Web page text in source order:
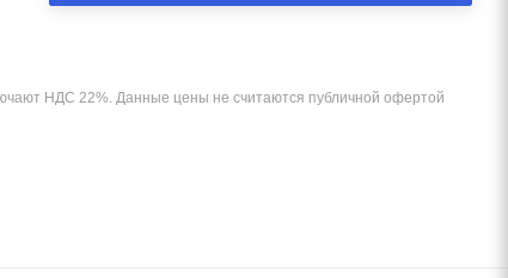
НДС 22%. Данные цены не считаются публичной офертой